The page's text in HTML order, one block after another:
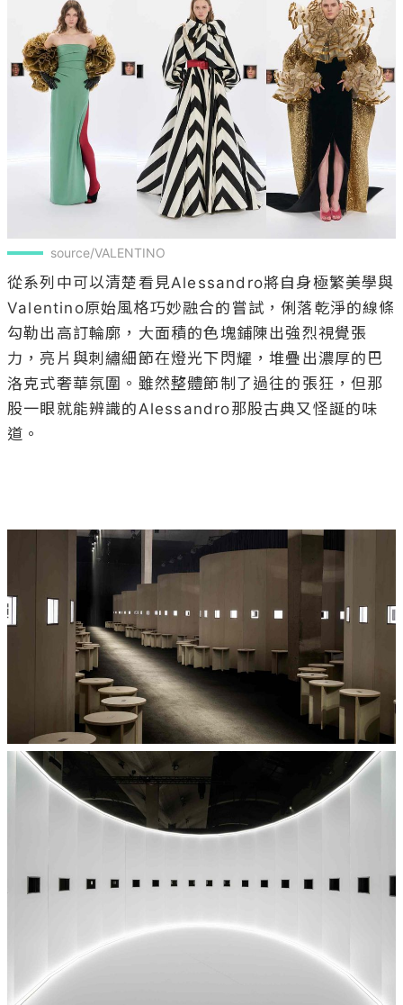
source/VALENTINO
從系列中可以清楚看見Alessandro將自身極繁美學與
Valentino原始風格巧妙融合的嘗試，俐落乾淨的線條
勾勒出高訂輪廓，大面積的色塊鋪陳出強烈視覺張
力，亮片與刺繡細節在燈光下閃耀，堆疊出濃厚的巴
洛克式奢華氛圍。雖然整體節制了過往的張狂，但那
股一眼就能辨識的Alessandro那股古典又怪誕的味
道。